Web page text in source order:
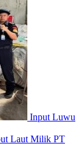
Input Luwu
Laut Milik PT